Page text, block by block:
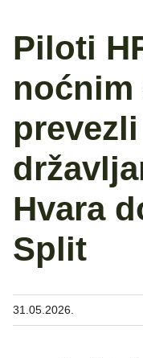
Piloti
noćnim
Hvara
Split
31.05.2026.